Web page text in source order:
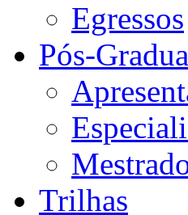
Egressos
Pós-
Trilhas